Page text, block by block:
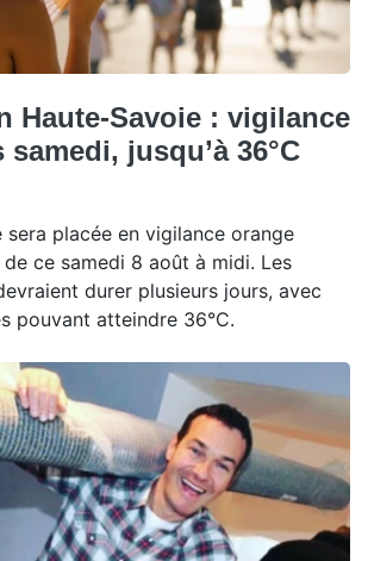
Haute-Savoie : vigilance
jusqu’à 36°C
sera placée en vigilance orange
ce samedi 8 août à midi. Les
durer plusieurs jours, avec
pouvant atteindre 36°C.